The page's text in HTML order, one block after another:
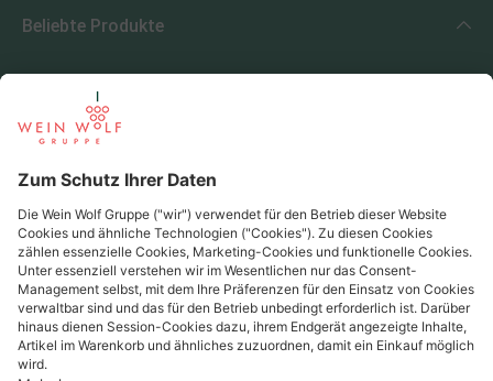
Beliebte Produkte
Beliebte Regionen
Beliebte Produzenten
Wein Wolf
Wein Wolf GmbH